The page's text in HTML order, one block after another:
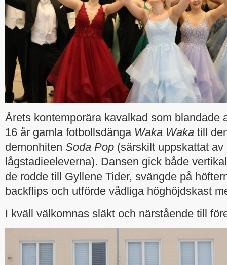
Årets kontemporära kavalkad som blandade
16 år gamla fotbollsdänga Waka Waka till
demonhiten Soda Pop (särskilt uppskattat av
lågstadieeleverna). Dansen gick både
de rodde till Gyllene Tider, svängde på
backflips och utförde vådliga höghöjdskast
I kväll välkomnas släkt och närstående till